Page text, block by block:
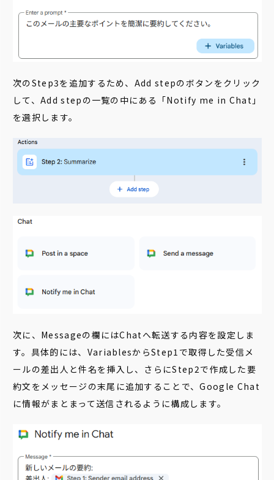
次のStep3を追加するため、Add stepのボタンをクリック
して、Add stepの一覧の中にある「Notify me in Chat」
を選択します。
次に、Messageの欄にはChatへ転送する内容を設定しま
す。具体的には、VariablesからStep1で取得した受信メ
ールの差出人と件名を挿入し、さらにStep2で作成した要
約文をメッセージの末尾に追加することで、Google Chat
に情報がまとまって送信されるように構成します。